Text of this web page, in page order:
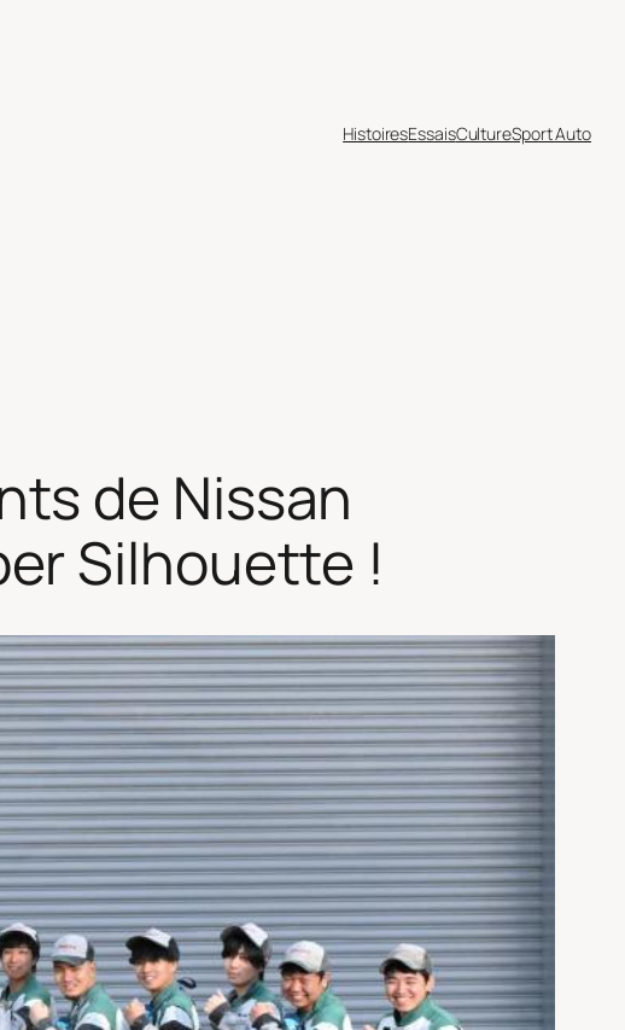
HistoiresEssaisCultureSport Auto
de Nissan
Silhouette !